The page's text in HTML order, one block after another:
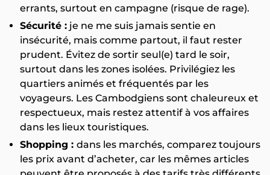
errants, surtout en campagne (risque de rage).
Sécurité : je ne me suis jamais sentie en
insécurité, mais comme partout, il faut rester
prudent. Évitez de sortir seul(e) tard le soir,
surtout dans les zones isolées. Privilégiez les
quartiers animés et fréquentés par les
voyageurs. Les Cambodgiens sont chaleureux et
respectueux, mais restez attentif à vos affaires
dans les lieux touristiques.
Shopping : dans les marchés, comparez toujours
les prix avant d’acheter, car les mêmes articles